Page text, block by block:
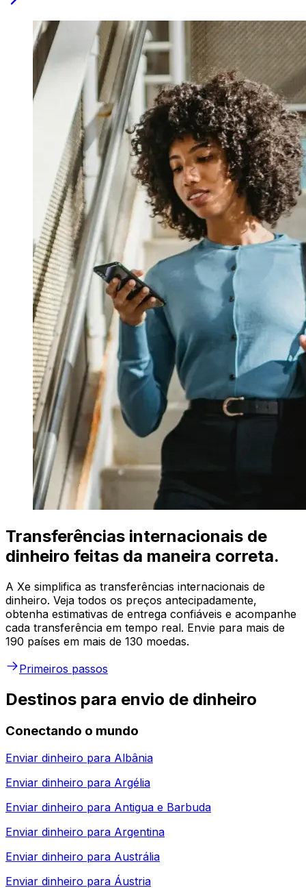
Transferências internacionais de
dinheiro feitas da maneira correta.
A Xe simplifica as transferências internacionais de
dinheiro. Veja todos os preços antecipadamente,
obtenha estimativas de entrega confiáveis e acompanhe
cada transferência em tempo real. Envie para mais de
190 países em mais de 130 moedas.
Primeiros passos
Destinos para envio de dinheiro
Conectando o mundo
Enviar dinheiro para Albânia
Enviar dinheiro para Argélia
Enviar dinheiro para Antigua e Barbuda
Enviar dinheiro para Argentina
Enviar dinheiro para Austrália
Enviar dinheiro para Áustria